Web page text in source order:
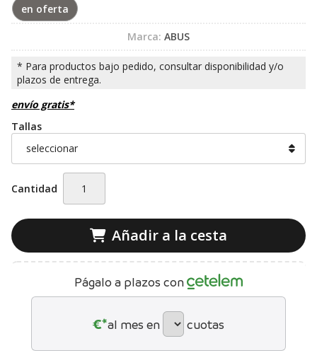
en oferta
Marca: ABUS
envío gratis*
Tallas
Cantidad
Añadir a la cesta
Págalo a plazos con
€*al mes en cuotas